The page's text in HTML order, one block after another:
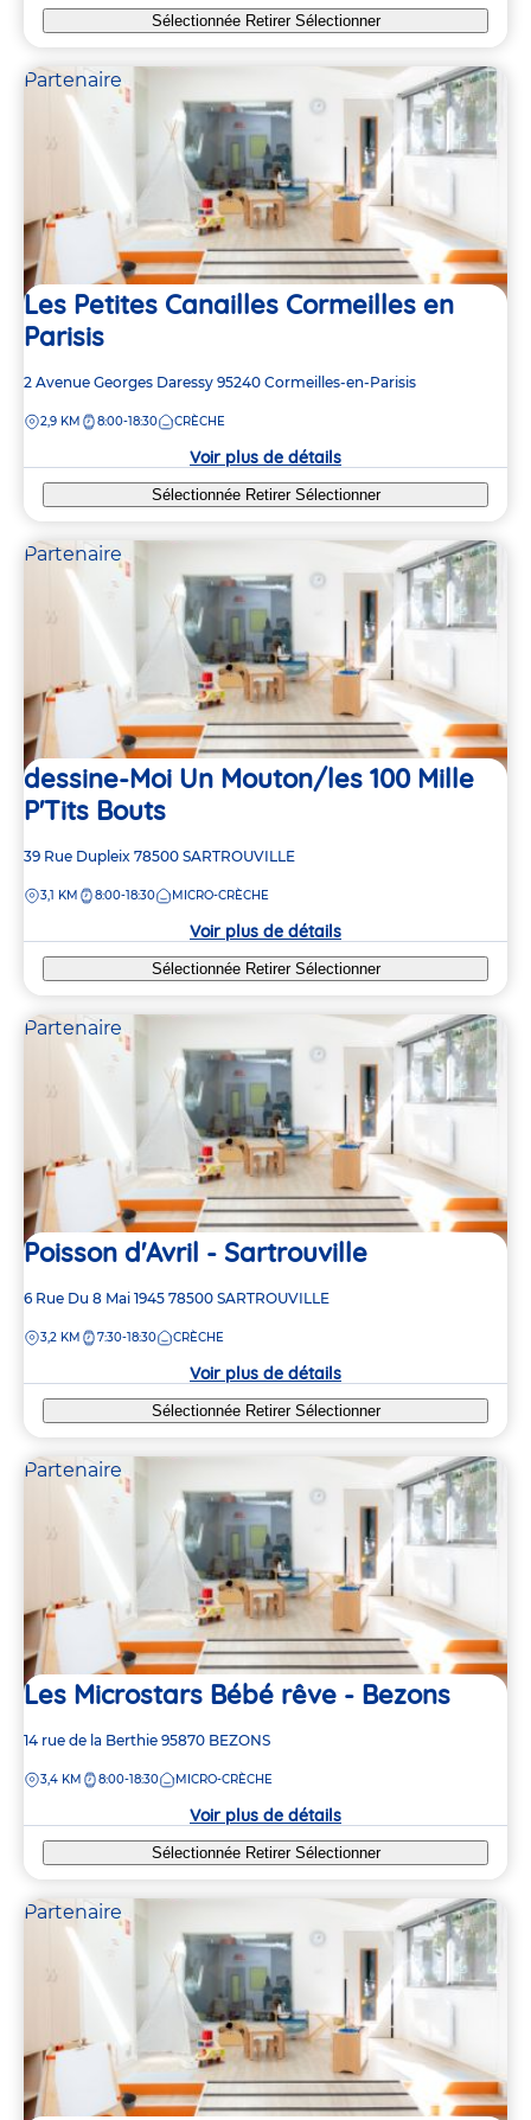
Sélectionnée Retirer Sélectionner
Partenaire
Les Petites Canailles Cormeilles en
Parisis
Adresse
la
2 Avenue Georges Daressy 95240 Cormeilles-en-Parisis
DISTANCE
2,9 KM 8:00-18:30 CRÈCHE
Voir plus de détails
Sélectionnée Retirer Sélectionner
Partenaire
dessine-Moi Un Mouton/les 100 Mille
P'Tits Bouts
Adresse
la
39 Rue Dupleix 78500 SARTROUVILLE
DISTANCE
3,1 KM 8:00-18:30 MICRO-CRÈCHE
Voir plus de détails
Sélectionnée Retirer Sélectionner
Partenaire
Poisson d'Avril - Sartrouville
Adresse
la
6 Rue Du 8 Mai 1945 78500 SARTROUVILLE
DISTANCE
3,2 KM 7:30-18:30 CRÈCHE
Voir plus de détails
Sélectionnée Retirer Sélectionner
Partenaire
Les Microstars Bébé rêve - Bezons
Adresse
la
14 rue de la Berthie 95870 BEZONS
DISTANCE
3,4 KM 8:00-18:30 MICRO-CRÈCHE
Voir plus de détails
Sélectionnée Retirer Sélectionner
Partenaire